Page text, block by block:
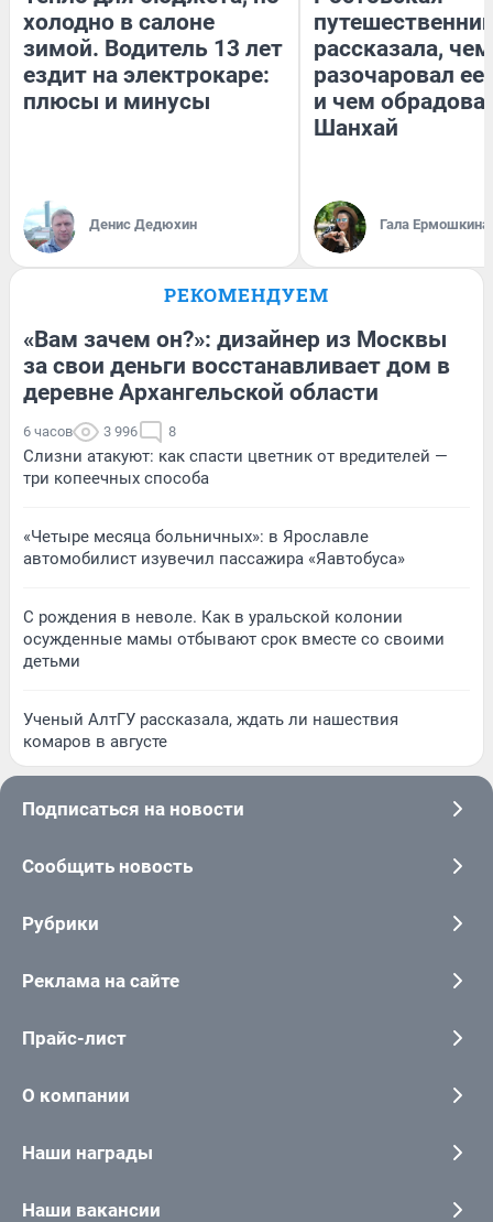
холодно в салоне
зимой. Водитель 13 лет
ездит на электрокаре:
плюсы и минусы
Денис Дедюхин
рассказала, чем
разочаровал
и чем
Шанхай
Гала Ермошкина
РЕКОМЕНДУЕМ
«Вам зачем он?»: дизайнер из Москвы
за свои деньги восстанавливает дом в
деревне Архангельской области
6 часов 3 996 8
Слизни атакуют: как спасти цветник от вредителей —
три копеечных способа
«Четыре месяца больничных»: в Ярославле
автомобилист изувечил пассажира «Яавтобуса»
С рождения в неволе. Как в уральской колонии
осужденные мамы отбывают срок вместе со своими
детьми
Ученый АлтГУ рассказала, ждать ли нашествия
комаров в августе
Подписаться на новости
Сообщить новость
Рубрики
Реклама на сайте
Прайс-лист
О компании
Наши награды
Наши вакансии